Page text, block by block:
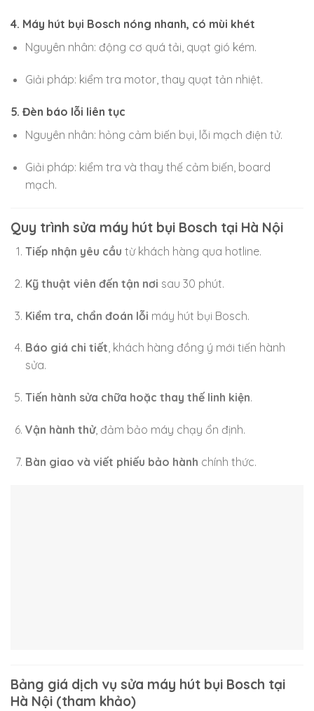
4. Máy hút bụi Bosch nóng nhanh, có mùi khét
Nguyên nhân: động cơ quá tải, quạt gió kém.
Giải pháp: kiểm tra motor, thay quạt tản nhiệt.
5. Đèn báo lỗi liên tục
Nguyên nhân: hỏng cảm biến bụi, lỗi mạch điện tử.
Giải pháp: kiểm tra và thay thế cảm biến, board
mạch.
Quy trình sửa máy hút bụi Bosch tại Hà Nội
Tiếp nhận yêu cầu từ khách hàng qua hotline.
Kỹ thuật viên đến tận nơi sau 30 phút.
Kiểm tra, chẩn đoán lỗi máy hút bụi Bosch.
Báo giá chi tiết, khách hàng đồng ý mới tiến hành
sửa.
Tiến hành sửa chữa hoặc thay thế linh kiện.
Vận hành thử, đảm bảo máy chạy ổn định.
Bàn giao và viết phiếu bảo hành chính thức.
Bảng giá dịch vụ sửa máy hút bụi Bosch tại
Hà Nội (tham khảo)